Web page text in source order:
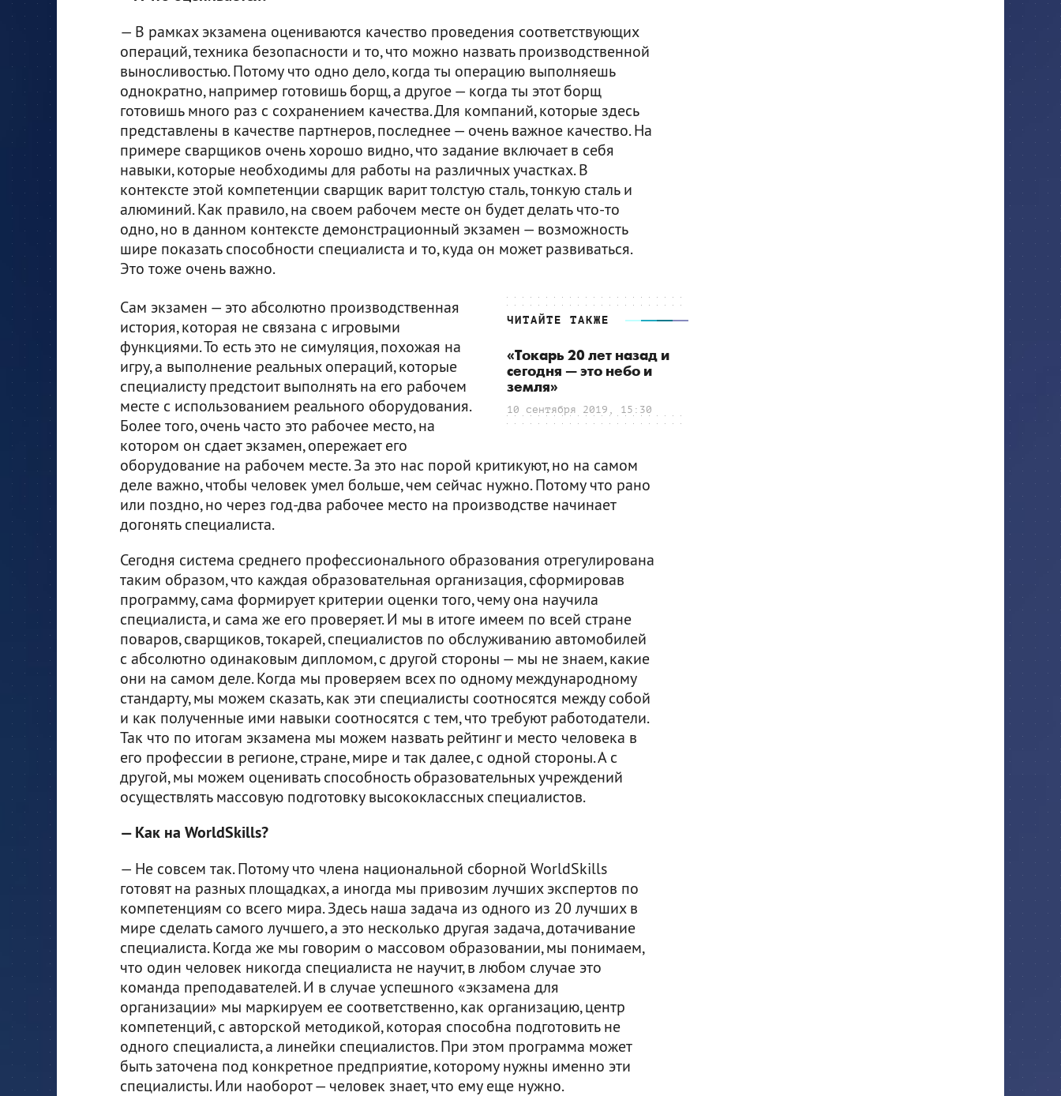
— В рамках экзамена оцениваются качество проведения соответствующих
операций, техника безопасности и то, что можно назвать производственной
выносливостью. Потому что одно дело, когда ты операцию выполняешь
однократно, например готовишь борщ, а другое — когда ты этот борщ
готовишь много раз с сохранением качества. Для компаний, которые здесь
представлены в качестве партнеров, последнее — очень важное качество. На
примере сварщиков очень хорошо видно, что задание включает в себя
навыки, которые необходимы для работы на различных участках. В
контексте этой компетенции сварщик варит толстую сталь, тонкую сталь и
алюминий. Как правило, на своем рабочем месте он будет делать что-то
одно, но в данном контексте демонстрационный экзамен — возможность
шире показать способности специалиста и то, куда он может развиваться.
Это тоже очень важно.
ЧИТАЙТЕ ТАКЖЕ
«Токарь 20 лет назад и
сегодня — это небо и
земля»
10 сентября 2019, 15:30
Сам экзамен — это абсолютно производственная
история, которая не связана с игровыми
функциями. То есть это не симуляция, похожая на
игру, а выполнение реальных операций, которые
специалисту предстоит выполнять на его рабочем
месте с использованием реального оборудования.
Более того, очень часто это рабочее место, на
котором он сдает экзамен, опережает его
оборудование на рабочем месте. За это нас порой критикуют, но на самом
деле важно, чтобы человек умел больше, чем сейчас нужно. Потому что рано
или поздно, но через год-два рабочее место на производстве начинает
догонять специалиста.
Сегодня система среднего профессионального образования отрегулирована
таким образом, что каждая образовательная организация, сформировав
программу, сама формирует критерии оценки того, чему она научила
специалиста, и сама же его проверяет. И мы в итоге имеем по всей стране
поваров, сварщиков, токарей, специалистов по обслуживанию автомобилей
с абсолютно одинаковым дипломом, с другой стороны — мы не знаем, какие
они на самом деле. Когда мы проверяем всех по одному международному
стандарту, мы можем сказать, как эти специалисты соотносятся между собой
и как полученные ими навыки соотносятся с тем, что требуют работодатели.
Так что по итогам экзамена мы можем назвать рейтинг и место человека в
его профессии в регионе, стране, мире и так далее, с одной стороны. А с
другой, мы можем оценивать способность образовательных учреждений
осуществлять массовую подготовку высококлассных специалистов.
— Как на WorldSkills?
— Не совсем так. Потому что члена национальной сборной WorldSkills
готовят на разных площадках, а иногда мы привозим лучших экспертов по
компетенциям со всего мира. Здесь наша задача из одного из 20 лучших в
мире сделать самого лучшего, а это несколько другая задача, дотачивание
специалиста. Когда же мы говорим о массовом образовании, мы понимаем,
что один человек никогда специалиста не научит, в любом случае это
команда преподавателей. И в случае успешного «экзамена для
организации» мы маркируем ее соответственно, как организацию, центр
компетенций, с авторской методикой, которая способна подготовить не
одного специалиста, а линейки специалистов. При этом программа может
быть заточена под конкретное предприятие, которому нужны именно эти
специалисты. Или наоборот — человек знает, что ему еще нужно.